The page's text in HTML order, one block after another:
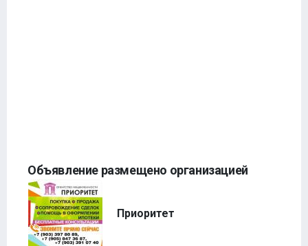
Объявление размещено организацией
Приоритет